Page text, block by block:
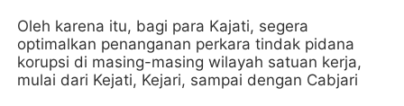
Oleh karena itu, bagi para Kajati, segera
optimalkan penanganan perkara tindak pidana
korupsi di masing-masing wilayah satuan kerja,
mulai dari Kejati, Kejari, sampai dengan Cabjari